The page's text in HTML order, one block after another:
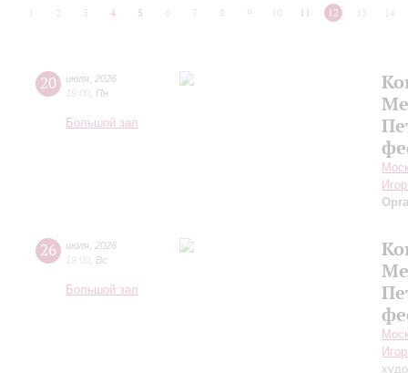
2 3 4 5 6 7 8 9 10 11 12 13 14
20 июля 2026
19:00 Пн
Большой зал
26 июля 2026
19:00 Вс
Большой зал